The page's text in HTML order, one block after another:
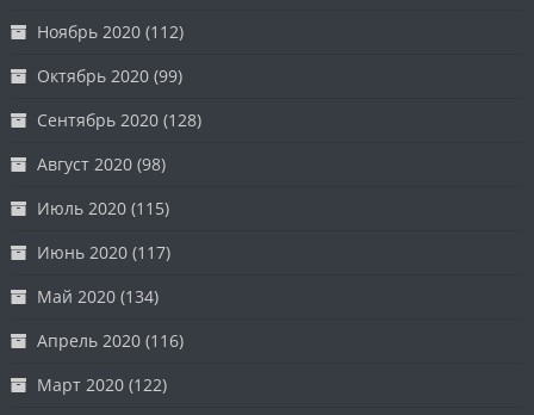
Ноябрь 2020 (112)
Октябрь 2020 (99)
Сентябрь 2020 (128)
Август 2020 (98)
Июль 2020 (115)
Июнь 2020 (117)
Май 2020 (134)
Апрель 2020 (116)
Март 2020 (122)